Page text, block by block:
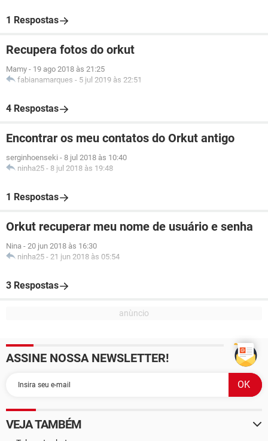
1 Respostas
Recupera fotos do orkut
Mamy - 19 ago 2018 às 21:25
fabianamarques - 5 jul 2019 às 22:51
4 Respostas
Encontrar os meu contatos do Orkut antigo
serginhoenseki - 8 jul 2018 às 10:40
ninha25 - 8 jul 2018 às 19:48
1 Respostas
Orkut recuperar meu nome de usuário e senha
Nina - 20 jun 2018 às 16:30
ninha25 - 21 jun 2018 às 05:54
3 Respostas
ASSINE NOSSA NEWSLETTER!
VEJA TAMBÉM